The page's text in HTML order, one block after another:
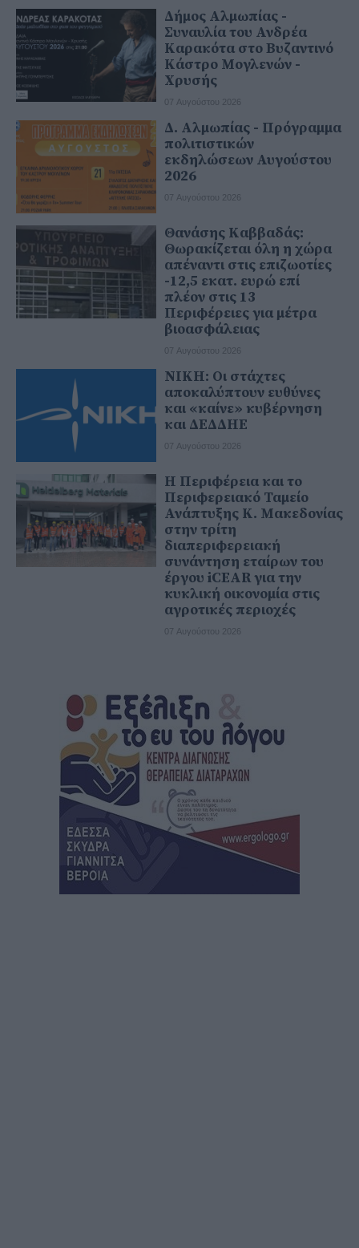
Δήμος Αλμωπίας -
Συναυλία του Ανδρέα
Καρακότα στο Βυζαντινό
Κάστρο Μογλενών -
Χρυσής
07 Αυγούστου 2026
Δ. Αλμωπίας - Πρόγραμμα
πολιτιστικών
εκδηλώσεων Αυγούστου
2026
07 Αυγούστου 2026
Θανάσης Καββαδάς:
Θωρακίζεται όλη η χώρα
απέναντι στις επιζωοτίες
-12,5 εκατ. ευρώ επί
πλέον στις 13
Περιφέρειες για μέτρα
βιοασφάλειας
07 Αυγούστου 2026
ΝΙΚΗ: Οι στάχτες
αποκαλύπτουν ευθύνες
και «καίνε» κυβέρνηση
και ΔΕΔΔΗΕ
07 Αυγούστου 2026
Η Περιφέρεια και το
Περιφερειακό Ταμείο
Ανάπτυξης Κ. Μακεδονίας
στην τρίτη
διαπεριφερειακή
συνάντηση εταίρων του
έργου iCEAR για την
κυκλική οικονομία στις
αγροτικές περιοχές
07 Αυγούστου 2026